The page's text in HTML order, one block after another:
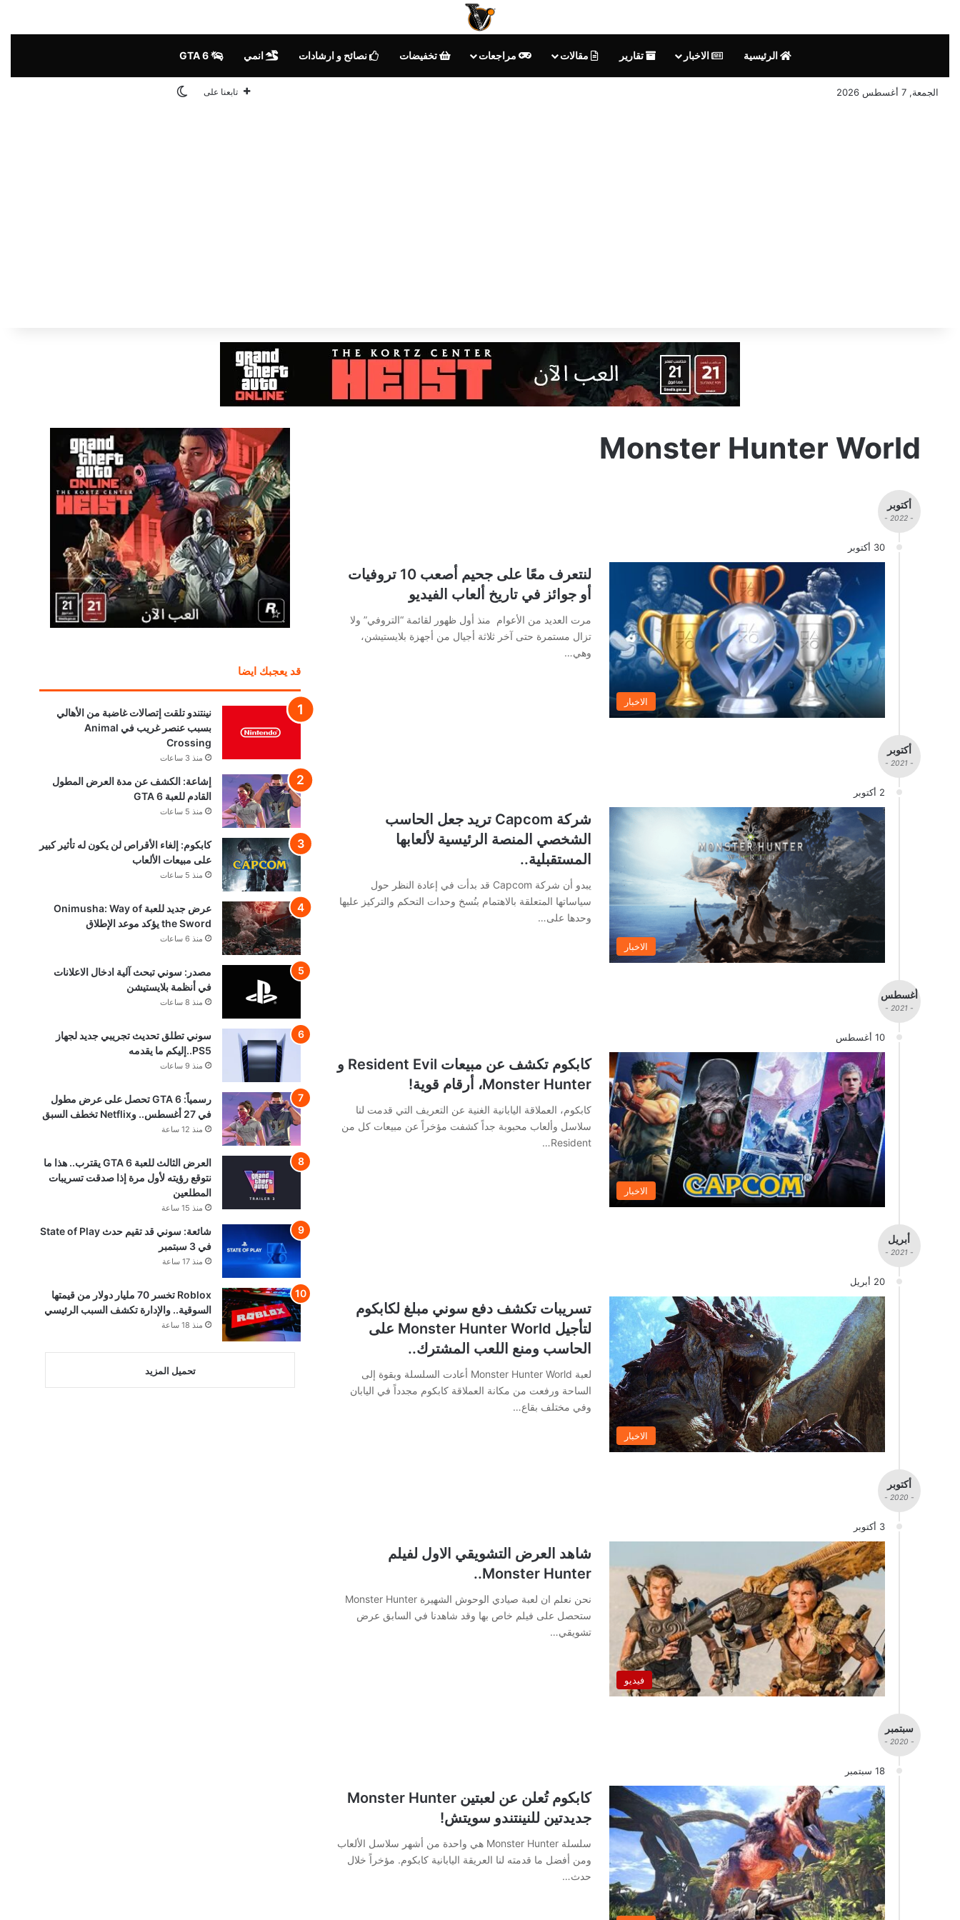
الرئيسية الاخبار تقارير مقالات مراجعات تخفيضات نصائح و ارشادات انمي
الجمعة, 7 أغسطس 2026 تابعنا على الوضع المظلم
Monster Hunter World
أكتوبر
- 2022 -
30 أكتوبر
الاخبار
لنتعرف معًا على جحيم أصعب 10 تروفيات
أو جوائز في تاريخ ألعاب الفيديو
مرت العديد من الأعوام منذ أول ظهور لقائمة “التروفي” ولا
تزال مستمرة حتى آخر ثلاثة أجيال من أجهزة بلايستيشن،
وهي…
أكتوبر
- 2021 -
2 أكتوبر
الاخبار
شركة Capcom تريد جعل الحاسب
الشخصي المنصة الرئيسية لألعابها
المستقبلية..
يبدو أن شركة Capcom قد بدأت في إعادة النظر حول
سياساتها المتعلقة بالاهتمام بنُسخ وحدات التحكم والتركيز عليها
وحدها على…
أغسطس
- 2021 -
10 أغسطس
الاخبار
كابكوم تكشف عن مبيعات Resident Evil و
Monster Hunter، أرقام قوية!
كابكوم، العملاقة اليابانية الغنية عن التعريف التي قدمت لنا
سلاسل وألعاب محبوبة جداً كشفت مؤخراً عن مبيعات كل من
Resident…
أبريل
- 2021 -
20 أبريل
الاخبار
تسريبات تكشف دفع سوني مبلغ لكابكوم
لتأجيل Monster Hunter World على
الحاسب ومنع اللعب المشترك..
لعبة Monster Hunter World أعادت السلسلة وبقوة إلى
الساحة ورفعت من مكانة العملاقة كابكوم مجدداً في اليابان
وفي مختلف بقاع…
أكتوبر
- 2020 -
3 أكتوبر
فيديو
شاهد العرض التشويقي الاول لفيلم
Monster Hunter..
نحن نعلم ان لعبة صيادي الوحوش الشهيرة Monster Hunter
ستحصل على فيلم خاص بها وقد شاهدنا في السابق عرض
تشويقي…
سبتمبر
- 2020 -
18 سبتمبر
كابكوم تُعلن عن لعبتين Monster Hunter
جديدتين للنينتندو سويتش!
سلسلة Monster Hunter هي واحدة من أشهر سلاسل الألعاب
ومن أفضل ما قدمته لنا العريقة اليابانية كابكوم. مؤخراً خلال
حدث…
قد يعجبك ايضا
نينتندو تلقت إتصالات غاضبة من الأهالي
بسبب عنصر غريب في Animal
Crossing
منذ 3 ساعات
إشاعة: الكشف عن مدة العرض المطول
القادم للعبة GTA 6
منذ 5 ساعات
كابكوم: إلغاء الأقراص لن يكون له تأثير كبير
على مبيعات الألعاب
منذ 5 ساعات
عرض جديد للعبة Onimusha: Way of
the Sword يؤكد موعد الإطلاق
منذ 6 ساعات
مصدر: سوني تبحث آلية ادخال الاعلانات
في أنظمة بلايستيشن
منذ 8 ساعات
سوني تطلق تحديث تجريبي جديد لجهاز
PS5..إليكم ما يقدمه
منذ 9 ساعات
رسمياً: GTA 6 تحصل على عرض مطول
في 27 أغسطس.. وNetflix تخطف السبق
منذ 12 ساعة
العرض الثالث للعبة GTA 6 يقترب.. هذا ما
نتوقع رؤيته لأول مرة إذا صدقت تسريبات
المطلعين
منذ 15 ساعة
شائعة: سوني قد تقيم حدث State of Play
في 3 سبتمبر
منذ 17 ساعة
Roblox تخسر 70 مليار دولار من قيمتها
السوقية.. والإدارة تكشف السبب الرئيسي
منذ 18 ساعة
تحميل المزيد